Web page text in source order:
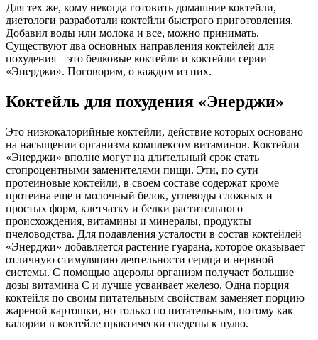
Для тех же, кому некогда готовить домашние коктейли,
диетологи разработали коктейли быстрого приготовления.
Добавил воды или молока и все, можно принимать.
Существуют два основных направления коктейлей для
похудения – это белковые коктейли и коктейли серии
«Энерджи». Поговорим, о каждом из них.
Коктейль для похудения «Энерджи»
Это низкокалорийные коктейли, действие которых основано
на насыщении организма комплексом витаминов. Коктейли
«Энерджи» вполне могут на длительный срок стать
стопроцентными заменителями пищи. Эти, по сути
протеиновые коктейли, в своем составе содержат кроме
протеина еще и молочный белок, углеводы сложных и
простых форм, клетчатку и белки растительного
происхождения, витамины и минералы, продукты
пчеловодства. Для подавления усталости в состав коктейлей
«Энерджи» добавляется растение гуарана, которое оказывает
отличную стимуляцию деятельности сердца и нервной
системы. С помощью ацеролы организм получает большие
дозы витамина С и лучше усваивает железо. Одна порция
коктейля по своим питательным свойствам заменяет порцию
жареной картошки, но только по питательным, потому как
калории в коктейле практически сведены к нулю.